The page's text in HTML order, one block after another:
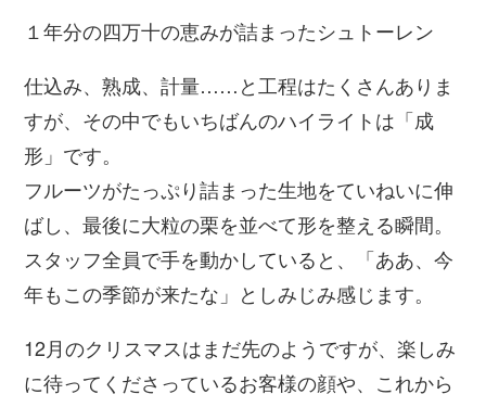
１年分の四万十の恵みが詰まったシュトーレン
仕込み、熟成、計量……と工程はたくさんありま
すが、その中でもいちばんのハイライトは「成
形」です。
フルーツがたっぷり詰まった生地をていねいに伸
ばし、最後に大粒の栗を並べて形を整える瞬間。
スタッフ全員で手を動かしていると、「ああ、今
年もこの季節が来たな」としみじみ感じます。
12月のクリスマスはまだ先のようですが、楽しみ
に待ってくださっているお客様の顔や、これから